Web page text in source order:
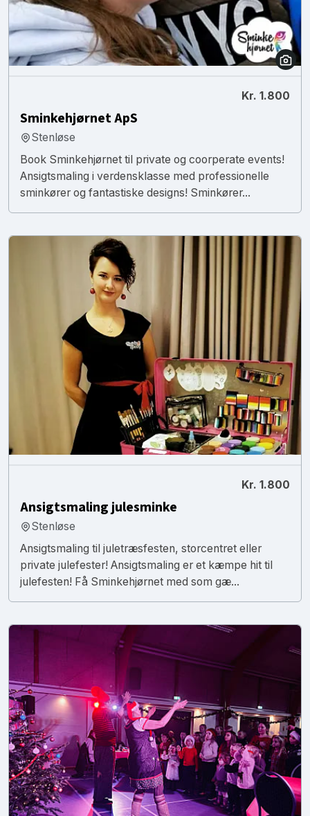
Kr. 1.800
Sminkehjørnet ApS
Stenløse
Book Sminkehjørnet til private og coorperate events!
Ansigtsmaling i verdensklasse med professionelle
sminkører og fantastiske designs! Sminkører...
Kr. 1.800
Ansigtsmaling julesminke
Stenløse
Ansigtsmaling til juletræsfesten, storcentret eller
private julefester! Ansigtsmaling er et kæmpe hit til
julefesten! Få Sminkehjørnet med som gæ...